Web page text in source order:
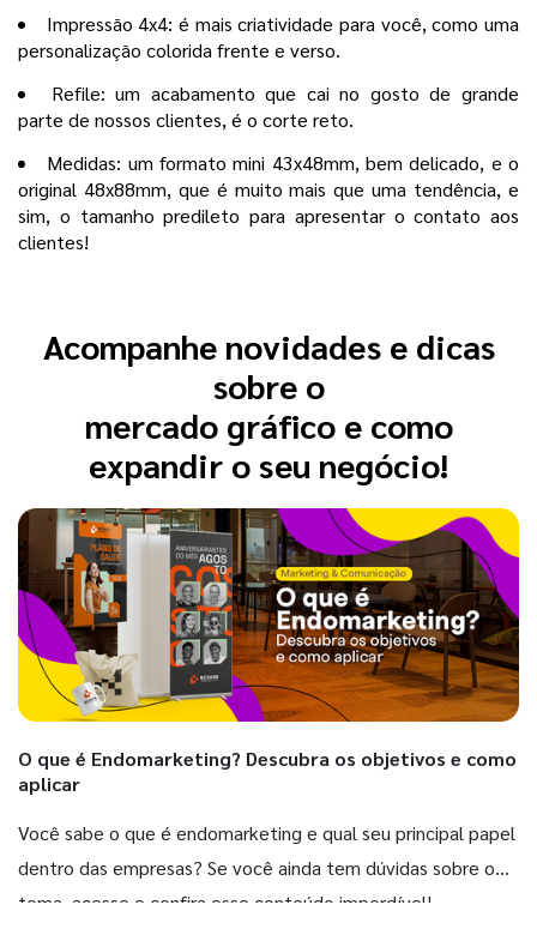
Impressão 4x4: é mais criatividade para você, como uma
personalização colorida frente e verso.
Refile: um acabamento que cai no gosto de grande
parte de nossos clientes, é o corte reto.
Medidas: um formato mini 43x48mm, bem delicado, e o
original 48x88mm, que é muito mais que uma tendência, e
sim, o tamanho predileto para apresentar o contato aos
clientes!
Acompanhe novidades e dicas
sobre o
mercado gráfico e como
expandir o seu negócio!
O que é Endomarketing? Descubra os objetivos e como
aplicar
Você sabe o que é endomarketing e qual seu principal papel
dentro das empresas? Se você ainda tem dúvidas sobre o
tema, acesse e confira esse conteúdo imperdível!